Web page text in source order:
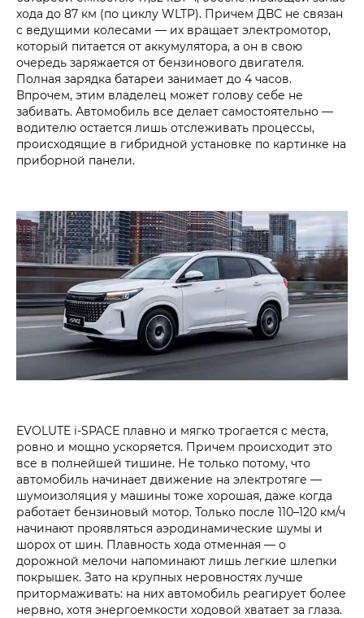
хода до 87 км (по циклу WLTP). Причем ДВС не связан
с ведущими колесами — их вращает электромотор,
который питается от аккумулятора, а он в свою
очередь заряжается от бензинового двигателя.
Полная зарядка батареи занимает до 4 часов.
Впрочем, этим владелец может голову себе не
забивать. Автомобиль все делает самостоятельно —
водителю остается лишь отслеживать процессы,
происходящие в гибридной установке по картинке на
приборной панели.
EVOLUTE i‑SPACE плавно и мягко трогается с места,
ровно и мощно ускоряется. Причем происходит это
все в полнейшей тишине. Не только потому, что
автомобиль начинает движение на электротяге —
шумоизоляция у машины тоже хорошая, даже когда
работает бензиновый мотор. Только после 110–120 км/ч
начинают проявляться аэродинамические шумы и
шорох от шин. Плавность хода отменная — о
дорожной мелочи напоминают лишь легкие шлепки
покрышек. Зато на крупных неровностях лучше
притормаживать: на них автомобиль реагирует более
нервно, хотя энергоемкости ходовой хватает за глаза.